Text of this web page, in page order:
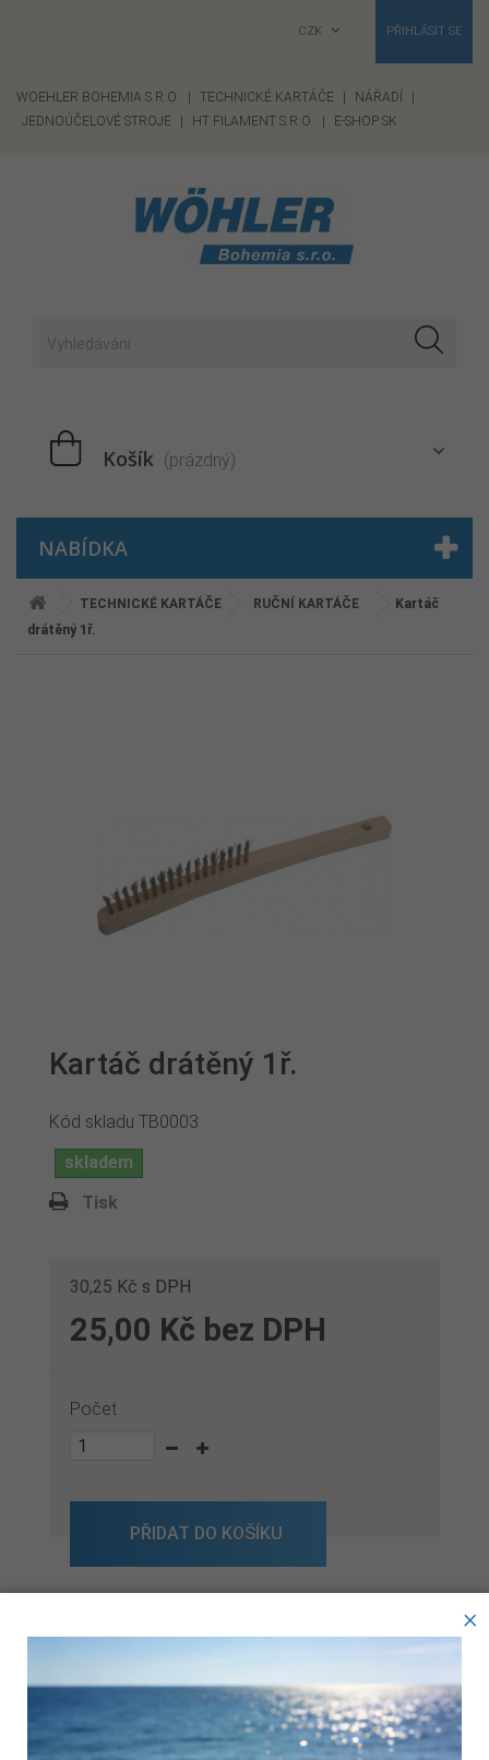
PŘIHLÁSIT SE
CZK
WOEHLER BOHEMIA S.R.O. TECHNICKÉ KARTÁČE NÁŘADÍ
JEDNOÚČELOVÉ STROJE
HT FILAMENT S.R.O. E-SHOP SK
Košík (prázdný)
NABÍDKA
TECHNICKÉ KARTÁČE RUČNÍ KARTÁČE
Kartáč
drátěný 1ř.
Kartáč drátěný 1ř.
Kód skladu TB0003
skladem
Tisk
30,25 Kč s DPH
25,00 Kč bez DPH
Počet
PŘIDAT DO KOŠÍKU
Více informací
Dřevěné držadlo, pomosazený ocelový vlnitý
drát.
Tyto webové stránky ukládají v souladu se zákony na vaše
×